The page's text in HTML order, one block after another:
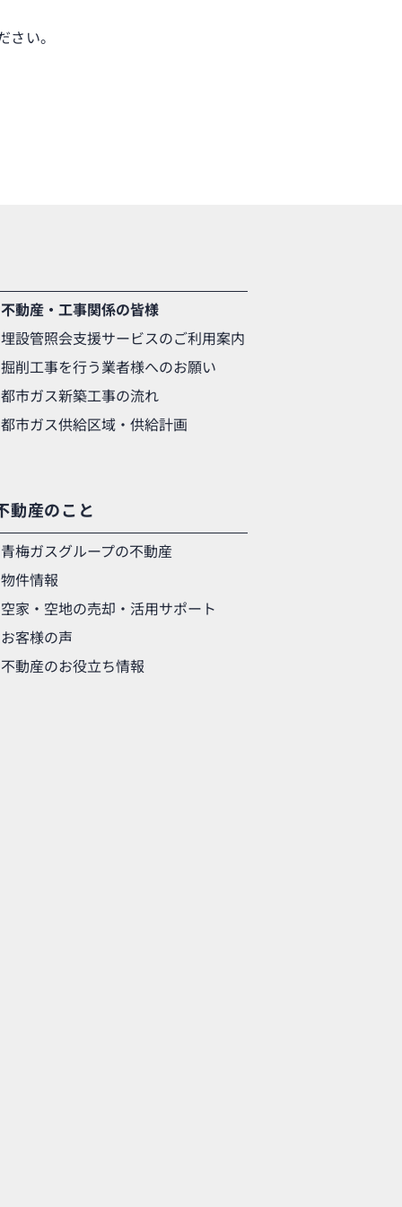
い。
不動産・工事関係の皆様
埋設管照会支援サービスのご利用案内
掘削工事を行う業者様へのお願い
都市ガス新築工事の流れ
都市ガス供給区域・供給計画
動産のこと
青梅ガスグループの不動産
物件情報
空家・空地の売却・活用サポート
お客様の声
不動産のお役立ち情報